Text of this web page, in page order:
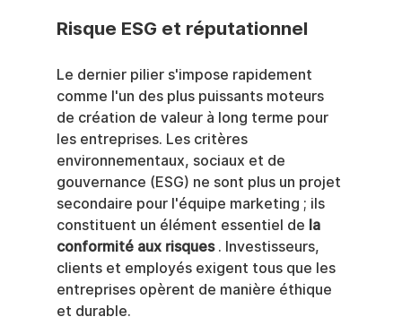
Risque ESG et réputationnel
Le dernier pilier s'impose rapidement
comme l'un des plus puissants moteurs
de création de valeur à long terme pour
les entreprises. Les critères
environnementaux, sociaux et de
gouvernance (ESG) ne sont plus un projet
secondaire pour l'équipe marketing ; ils
constituent un élément essentiel de la
conformité aux risques . Investisseurs,
clients et employés exigent tous que les
entreprises opèrent de manière éthique
et durable.